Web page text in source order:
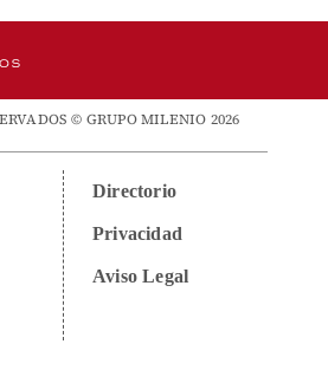
© GRUPO MILENIO 2026
Directorio
Privacidad
Aviso Legal